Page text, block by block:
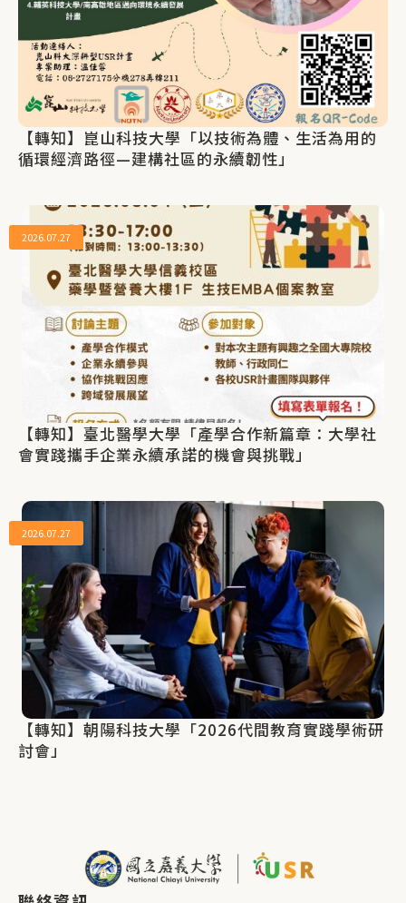
【轉知】崑山科技大學「以技術為體、生活為用的
循環經濟路徑—建構社區的永續韌性」
【轉知】臺北醫學大學「產學合作新篇章：大學社
會實踐攜手企業永續承諾的機會與挑戰」
2026.07.27
【轉知】朝陽科技大學「2026代間教育實踐學術研
討會」
2026.07.27